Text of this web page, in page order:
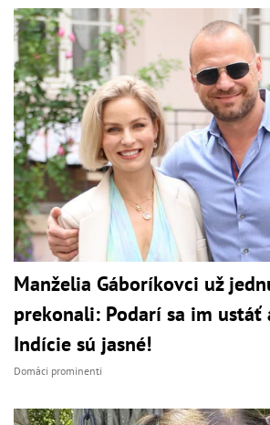
Manželia Gáboríkovci už
prekonali: Podarí sa im ustáť
Indície sú jasné!
Domáci prominenti